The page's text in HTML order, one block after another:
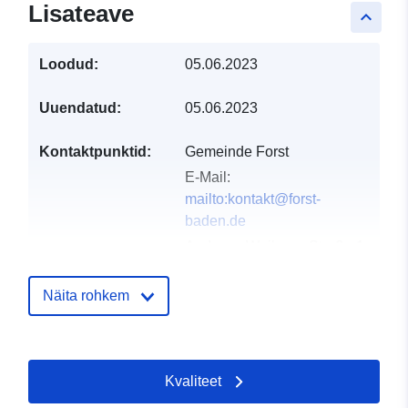
keyboard_arrow_up
Lisateave
Loodud: 05.06.2023
Uuendatud: 05.06.2023
Kontaktpunktid:
Gemeinde Forst
E-Mail:
mailto:kontakt@forst-
baden.de
Lisatud andmetele.europa.eu:
Näita rohkem
Kvaliteet